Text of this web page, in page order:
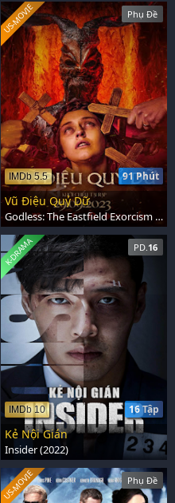
Phụ Đề
91 Phút
IMDb 5.5
US-MOVIE
Vũ Điệu Quỷ Dữ
Godless: The Eastfield Exorcism (2023)
PD.16
16 Tập
IMDb 10
K-DRAMA
Kẻ Nội Gián
Insider (2022)
Phụ Đề
US-MOVIE